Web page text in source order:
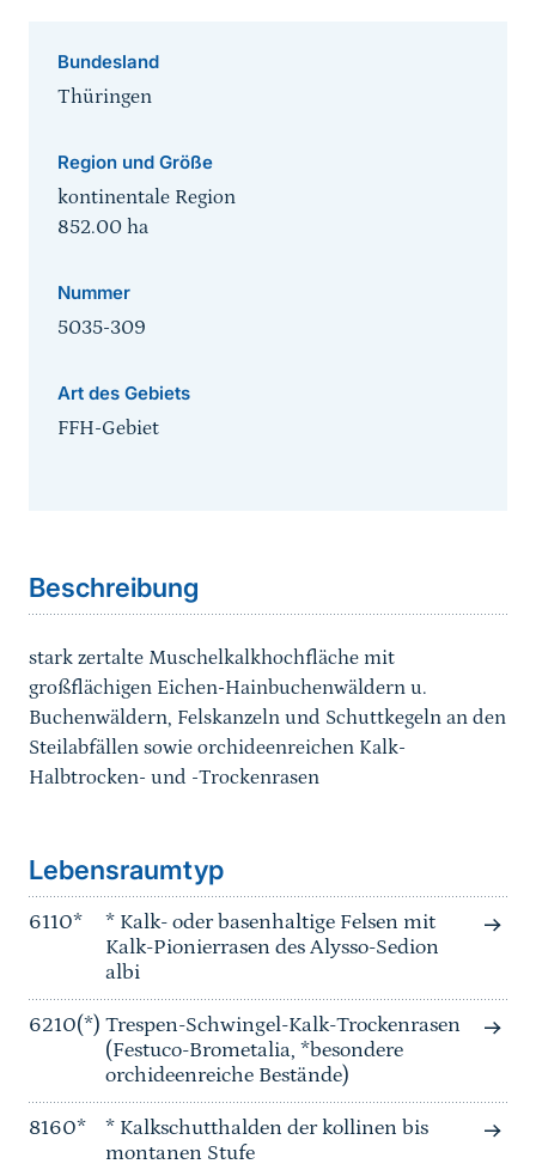
Bundesland
Thüringen
Region und Größe
kontinentale Region
852.00 ha
Nummer
5035-309
Art des Gebiets
FFH-Gebiet
Beschreibung
stark zertalte Muschelkalkhochfläche mit
großflächigen Eichen-Hainbuchenwäldern u.
Buchenwäldern, Felskanzeln und Schuttkegeln an den
Steilabfällen sowie orchideenreichen Kalk-
Halbtrocken- und -Trockenrasen
Lebensraumtyp
6110*
* Kalk- oder basenhaltige Felsen mit
Kalk-Pionierrasen des Alysso-Sedion
albi
6210(*) Trespen-Schwingel-Kalk-Trockenrasen
(Festuco-Brometalia, *besondere
orchideenreiche Bestände)
8160*
* Kalkschutthalden der kollinen bis
montanen Stufe